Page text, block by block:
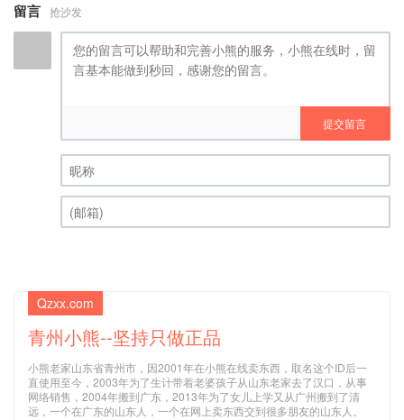
留言 抢沙发
提交留言
昵称 (必填)
Qzxx.com
青州小熊--坚持只做正品
小熊老家山东省青州市，因2001年在小熊在线卖东西，取名这个ID后一
直使用至今，2003年为了生计带着老婆孩子从山东老家去了汉口，从事
网络销售，2004年搬到广东，2013年为了女儿上学又从广州搬到了清
远，一个在广东的山东人，一个在网上卖东西交到很多朋友的山东人。